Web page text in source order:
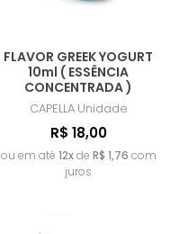
FLAVOR GREEK YOGURT
10ml ( ESSÊNCIA
CONCENTRADA )
CAPELLA Unidade
R$ 18,00
ou em até 12xde R$ 1,76 com
juros